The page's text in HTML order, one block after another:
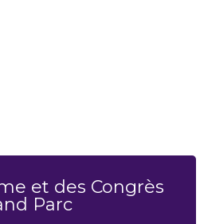
et des Congrès
Parc